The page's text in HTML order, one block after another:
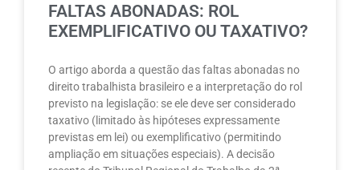
FALTAS ABONADAS: ROL
EXEMPLIFICATIVO OU TAXATIVO?
O artigo aborda a questão das faltas abonadas no
direito trabalhista brasileiro e a interpretação do rol
previsto na legislação: se ele deve ser considerado
taxativo (limitado às hipóteses expressamente
previstas em lei) ou exemplificativo (permitindo
ampliação em situações especiais). A decisão